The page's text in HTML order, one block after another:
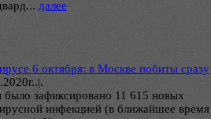
далее
6 октября: в Москве побиты сразу
было зафиксировано 11 615 новых
инфекцией (в ближайшее время